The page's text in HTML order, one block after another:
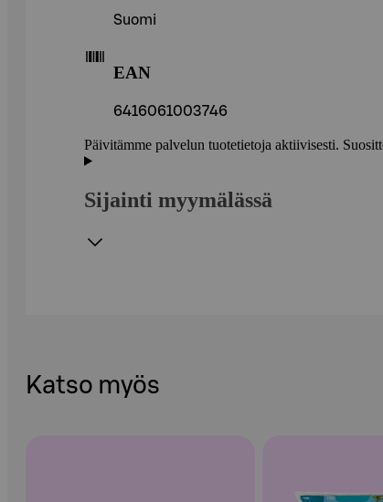
Suomi
EAN
6416061003746
Päivitämme palvelun tuotetietoja aktiivisesti.
Sijainti myymälässä
Katso myös